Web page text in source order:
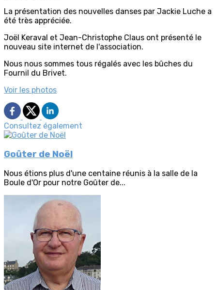
La présentation des nouvelles danses par Jackie Luche a
été très appréciée.
Joël Keraval et Jean-Christophe Claus ont présenté le
nouveau site internet de l'association.
Nous nous sommes tous régalés avec les bûches du
Fournil du Brivet.
Voir les photos
Consultez également
Goûter de Noël
Nous étions plus d'une centaine réunis à la salle de la
Boule d'Or pour notre Goûter de...